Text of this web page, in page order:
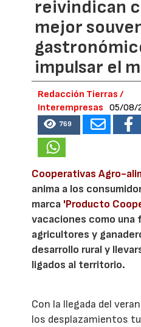
reivindican
mejor
impulsar el
Redacción Tierras /
Interempresas
05/08/
769
Cooperativas Agro-
anima a los
marca 'Producto
vacaciones como una
agricultores y
desarrollo rural y
ligados al territorio.
Con la llegada del
los desplazamientos